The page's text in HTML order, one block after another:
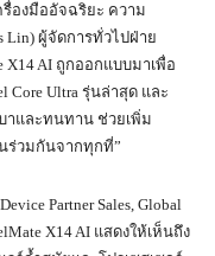
องมืออัจฉริยะ ความ
Lin) ผู้จัดการทั่วไปฝ่าย
X14 AI ถูกออกแบบมาเพื่อ
Core Ultra รุ่นล่าสุด และ
าและทนทาน ช่วยเพิ่ม
ร่วมกันจากทุกที่”
Partner Sales, Global
X14 AI แสดงให้เห็นถึง